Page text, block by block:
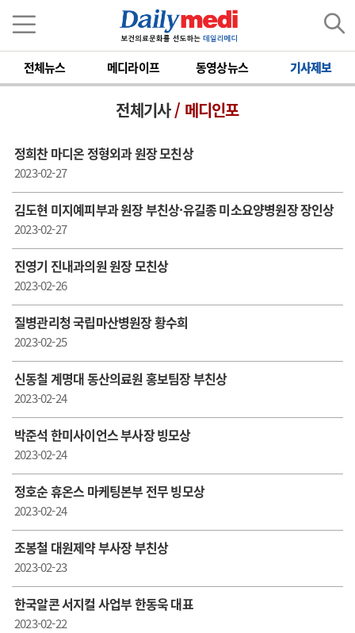
전체뉴스 메디라이프 동영상뉴스 기사제보
전체기사/ 메디인포
정희찬 마디온 정형외과 원장 모친상
2023-02-27
김도현 미지예피부과 원장 부친상·유길종 미소요양병원장 장인상
2023-02-27
진영기 진내과의원 원장 모친상
2023-02-26
질병관리청 국립마산병원장 황수희
2023-02-25
신동칠 계명대 동산의료원 홍보팀장 부친상
2023-02-24
박준석 한미사이언스 부사장 빙모상
2023-02-24
정호순 휴온스 마케팅본부 전무 빙모상
2023-02-24
조봉철 대원제약 부사장 부친상
2023-02-23
한국알콘 서지컬 사업부 한동욱 대표
2023-02-22